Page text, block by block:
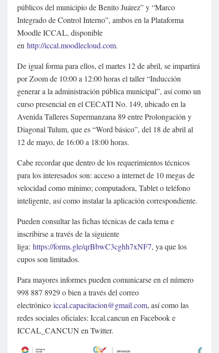
públicos del municipio de Benito Juárez” y “Marco
Integrado de Control Interno”, ambos en la Plataforma
Moodle ICCAL, disponible
en http://iccal.moodlecloud.com.
De igual forma para ellos, el martes 12 de abril, se impartirá
por Zoom de 10:00 a 12:00 horas el taller “Inducción
generar a la administración pública municipal”, así como un
curso presencial en el CECATI No. 149, ubicado en la
Avenida Talleres Supermanzana 89 entre Prolongación y
Diagonal Tulum, que es “Word básico”, del 18 de abril al
12 de mayo, de 16:00 a 18:00 horas.
Cabe recordar que dentro de los requerimientos técnicos
para los interesados son: acceso a internet de 10 megas de
velocidad como mínimo; computadora, Tablet o teléfono
inteligente, así como instalar la aplicación correspondiente.
Pueden consultar las fichas técnicas de cada tema e
inscribirse a través de la siguiente
liga: https://forms.gle/qrBbwC3cghh7xNF7, ya que los
cupos son limitados.
Para mayores informes pueden comunicarse en el número
998 887 8929 o bien a través del correo
electrónico iccal.capacitacion@gmail.com, así como las
redes sociales oficiales: Iccal.cancun en Facebook e
ICCAL_CANCUN en Twitter.